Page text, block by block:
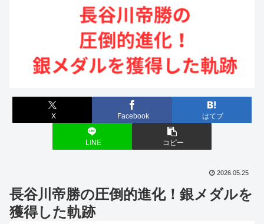
X Facebook はてブ
LINE コピー
2026.05.25
長谷川帝勝の圧倒的進化！銀メダルを
獲得した軌跡